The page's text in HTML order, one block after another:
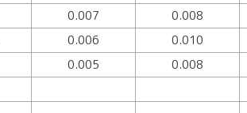
0.007 0.008
0.006 0.010
0.005 0.008